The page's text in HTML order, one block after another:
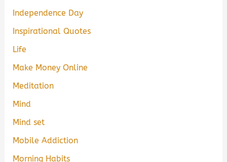
Independence Day
Inspirational Quotes
Life
Make Money Online
Meditation
Mind
Mind set
Mobile Addiction
Morning Habits